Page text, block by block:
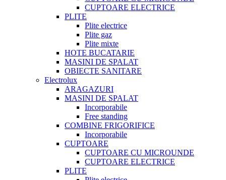
CUPTOARE ELECTRICE
PLITE
Plite electrice
Plite gaz
Plite mixte
HOTE BUCATARIE
MASINI DE SPALAT
OBIECTE SANITARE
Electrolux
ARAGAZURI
MASINI DE SPALAT
Incorporabile
Free standing
COMBINE FRIGORIFICE
Incorporabile
CUPTOARE
CUPTOARE CU MICROUNDE
CUPTOARE ELECTRICE
PLITE